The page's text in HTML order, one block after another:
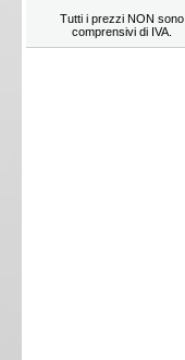
Tutti i prezzi NON sono
comprensivi di IVA.